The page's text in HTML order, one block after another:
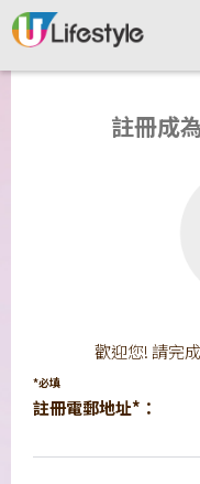
註冊成
歡迎您! 請完
*必填
註冊電郵地址*：